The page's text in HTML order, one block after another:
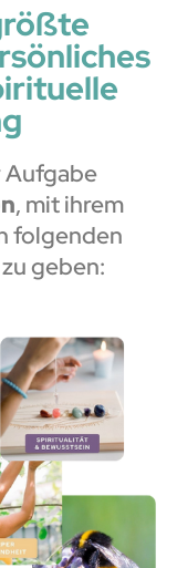
Aufgabe
, mit ihrem
folgenden
geben: